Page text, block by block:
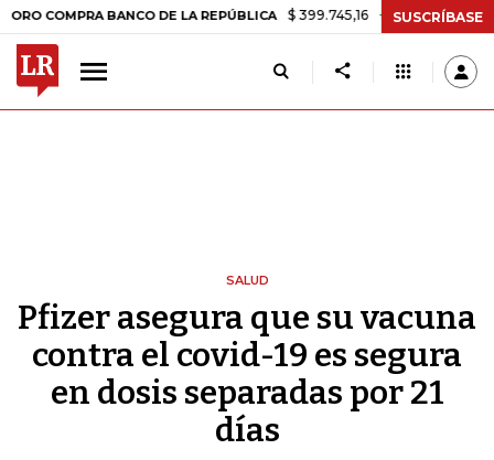
BANCO DE LA REPÚBLICA $ 399.745,16 +$ 2.295,71 +0,58%
SUSCRÍBASE
SALUD
Pfizer asegura que su vacuna
contra el covid-19 es segura
en dosis separadas por 21
días